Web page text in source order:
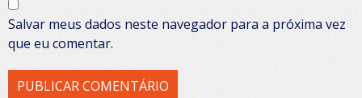
Salvar meus dados neste navegador para a próxima vez
que eu comentar.